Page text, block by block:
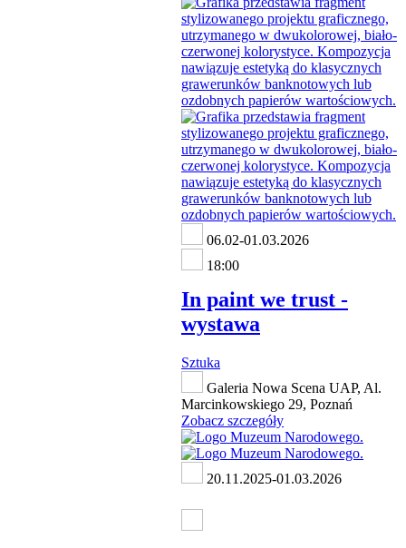
06.02-01.03.2026
18:00
In paint we trust -
wystawa
Sztuka
Galeria Nowa Scena UAP, Al.
Marcinkowskiego 29, Poznań
Zobacz szczegóły
20.11.2025-01.03.2026